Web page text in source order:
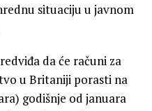
situaciju u javnom
da će računi za
u Britaniji porasti na
godišnje od januara